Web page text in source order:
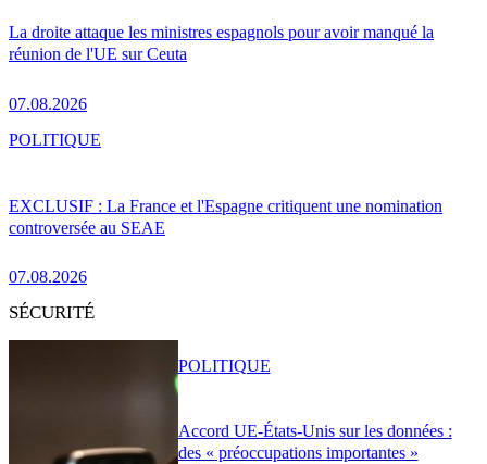
La droite attaque les ministres espagnols pour avoir manqué la
réunion de l'UE sur Ceuta
07.08.2026
EXCLUSIF : La France et l'Espagne critiquent une nomination
controversée au SEAE
07.08.2026
POLITIQUE
SÉCURITÉ
Accord UE-États-Unis sur les données :
des « préoccupations importantes »
POLITIQUE